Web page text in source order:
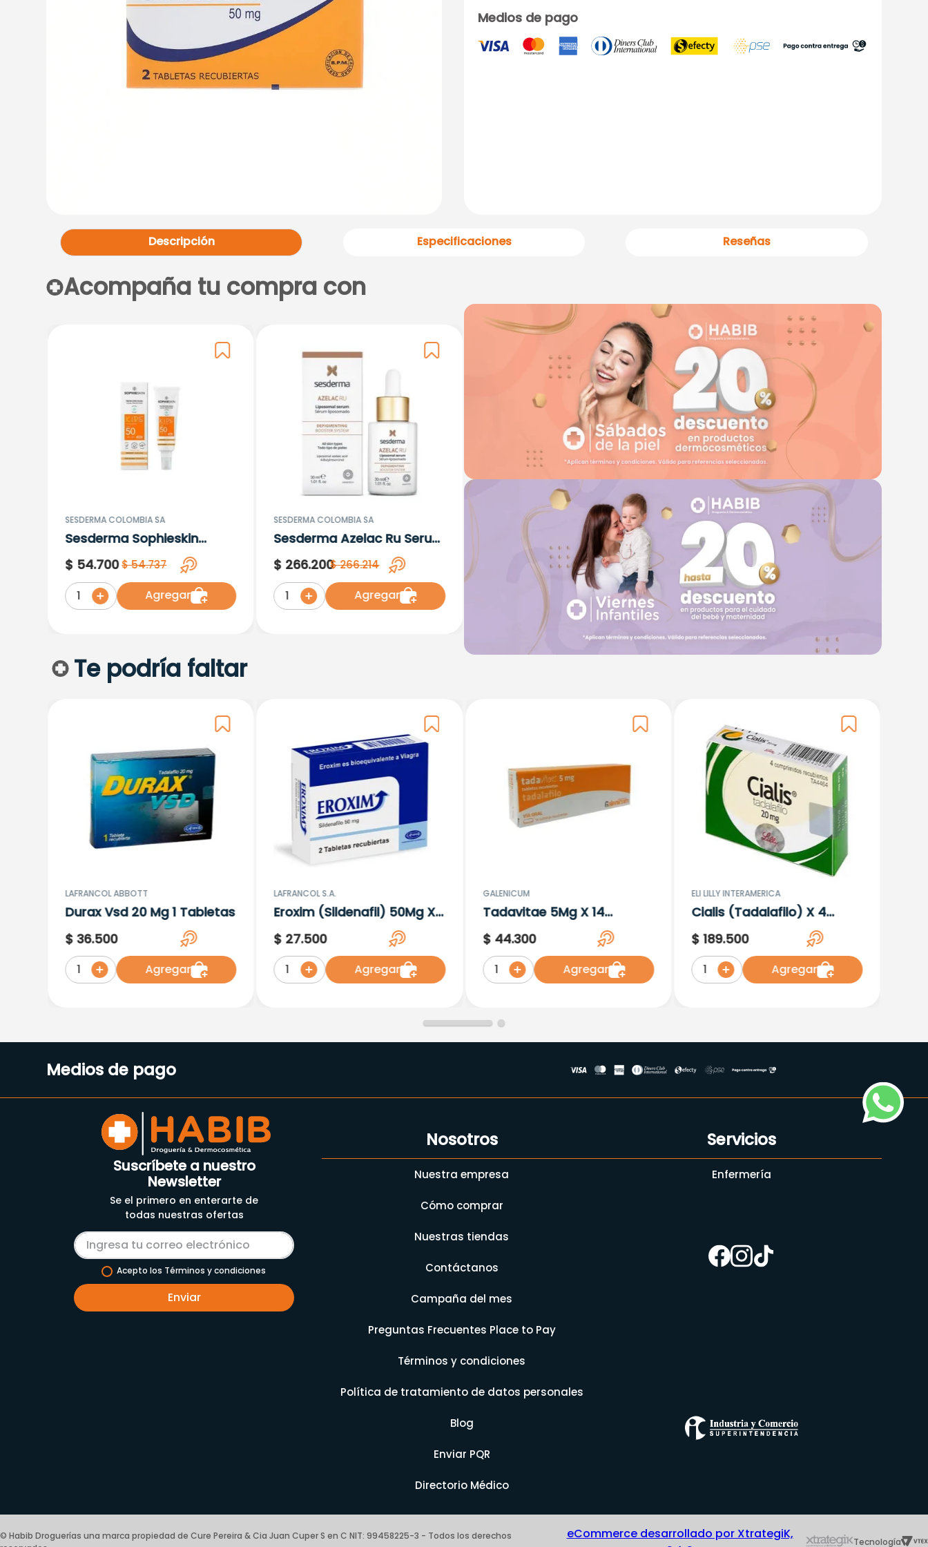
Medios de pago
Descripción Especificaciones Reseñas
Acompaña tu compra con
SESDERMA COLOMBIA SA
Sesderma Sophieskin
Proteccion Facial Kids
Hypoallergenic Spf 500
Moisturising
$ 54.700$54.737
1 Agregar
SESDERMA COLOMBIA SA
Sesderma Azelac Ru Serum
Liposomal x 30ml
$ 266.200$266.214
1 Agregar
Te podría faltar
LAFRANCOL ABBOTT
Durax Vsd 20 Mg 1 Tabletas
$ 36.500
1 Agregar
LAFRANCOL S.A.
Eroxim (Sildenafil) 50Mg X
2 Tabletas
$ 27.500
1 Agregar
GALENICUM
Tadavitae 5Mg X 14
Tabletas
$ 44.300
1 Agregar
ELI LILLY INTERAMERICA
Cialis (Tadalafilo) X 4
TabletasEl
$ 189.500
1 Agregar
Medios de pago
Suscríbete a nuestro
Newsletter
Se el primero en enterarte de
todas nuestras ofertas
Acepto los Términos y condiciones
Enviar
Nosotros
Nuestra empresa
Cómo comprar
Nuestras tiendas
Contáctanos
Campaña del mes
Preguntas Frecuentes Place to Pay
Términos y condiciones
Política de tratamiento de datos personales
Blog
Enviar PQR
Directorio Médico
Servicios
Enfermería
© Habib Droguerías una marca propiedad de Cure Pereira & Cia Juan Cuper S en C NIT: 99458225-3 - Todos los derechos
eCommerce desarrollado por XtrategiK,
Tecnología